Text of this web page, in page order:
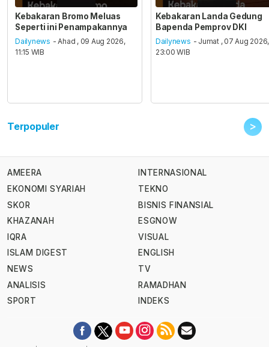
Kebakaran Bromo Meluas
Seperti ini Penampakannya
Dailynews - Ahad , 09 Aug 2026,
11:15 WIB
Kebakaran Landa Gedung
Bapenda Pemprov DKI
Dailynews - Jumat , 07 Aug 2026,
23:00 WIB
Terpopuler >
AMEERA
EKONOMI SYARIAH
SKOR
KHAZANAH
IQRA
ISLAM DIGEST
NEWS
ANALISIS
SPORT
INTERNASIONAL
TEKNO
BISNIS FINANSIAL
ESGNOW
VISUAL
ENGLISH
TV
RAMADHAN
INDEKS